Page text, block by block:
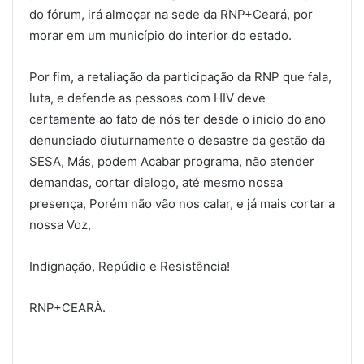
do fórum, irá almoçar na sede da RNP+Ceará, por
morar em um município do interior do estado.
Por fim, a retaliação da participação da RNP que fala,
luta, e defende as pessoas com HIV deve
certamente ao fato de nós ter desde o inicio do ano
denunciado diuturnamente o desastre da gestão da
SESA, Más, podem Acabar programa, não atender
demandas, cortar dialogo, até mesmo nossa
presença, Porém não vão nos calar, e já mais cortar a
nossa Voz,
Indignação, Repúdio e Resistência!
RNP+CEARÀ.